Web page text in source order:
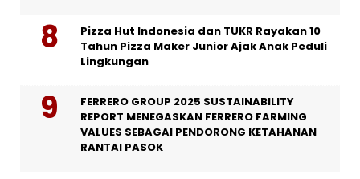
Pizza Hut Indonesia dan TUKR Rayakan 10
Tahun Pizza Maker Junior Ajak Anak Peduli
Lingkungan
FERRERO GROUP 2025 SUSTAINABILITY
REPORT MENEGASKAN FERRERO FARMING
VALUES SEBAGAI PENDORONG KETAHANAN
RANTAI PASOK